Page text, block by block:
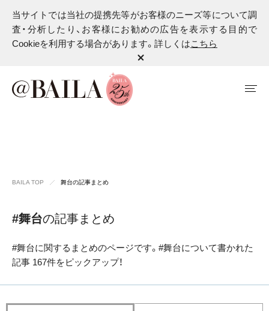
当サイトでは当社の提携先等がお客様のニーズ等について調
査・分析したり、お客様にお勧めの広告を表示する目的で
Cookieを利用する場合があります。詳しくはこちら
BAILA TOP 舞台の記事まとめ
#舞台の記事まとめ
#舞台に関するまとめのページです。#舞台について書かれた
記事 167件をピックアップ！